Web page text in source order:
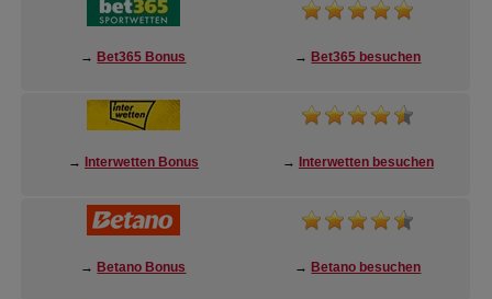
→ Bet365 Bonus → Bet365 besuchen
→ Interwetten Bonus → Interwetten besuchen
→ Betano Bonus → Betano besuchen